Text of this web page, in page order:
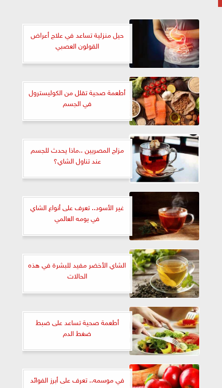
حيل منزلية تساعد في علاج أعراض
القولون العصبي
أطعمة صحية تقلل من الكوليسترول
في الجسم
مزاج المصريين ..ماذا يحدث للجسم
عند تناول الشاي؟
غير الأسود.. تعرف على أنواع الشاي
في يومه العالمي
الشاي الأخضر مفيد للبشرة في هذه
الحالات
أطعمة صحية تساعد على ضبط
ضغط الدم
في موسمه.. تعرف على أبرز الفوائد